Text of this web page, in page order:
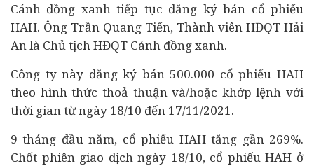
Cánh đồng xanh tiếp tục đăng ký bán cổ phiếu
HAH. Ông Trần Quang Tiến, Thành viên HĐQT Hải
An là Chủ tịch HĐQT Cánh đồng xanh.
Công ty này đăng ký bán 500.000 cổ phiếu HAH
theo hình thức thoả thuận và/hoặc khớp lệnh với
thời gian từ ngày 18/10 đến 17/11/2021.
9 tháng đầu năm, cổ phiếu HAH tăng gần 269%.
Chốt phiên giao dịch ngày 18/10, cổ phiếu HAH ở